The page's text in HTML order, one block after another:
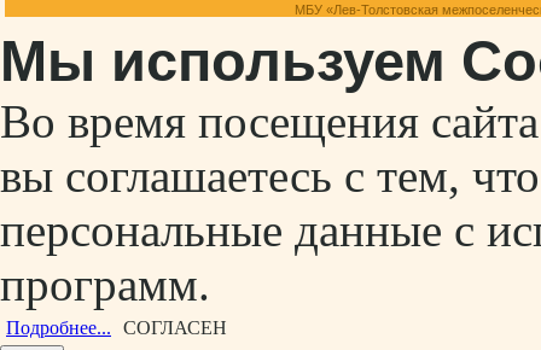
МБУ «Лев-Толстовская
Мы используем
Во время посещения
вы соглашаетесь с тем,
персональные данные с
программ.
Подробнее... СОГЛАСЕН